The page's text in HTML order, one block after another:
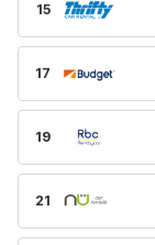
15
17
19
21